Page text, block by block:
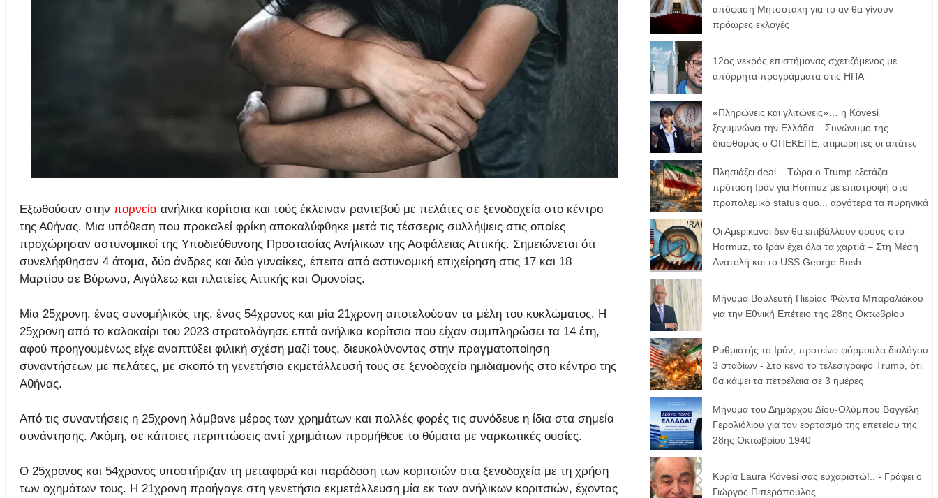
Εξωθούσαν στην πορνείαανήλικα κορίτσια και τούς έκλειναν ραντεβού με πελάτες σε ξενοδοχεία στο κέντρο
της Αθήνας. Μια υπόθεση που προκαλεί φρίκη αποκαλύφθηκε μετά τις τέσσερις συλλήψεις στις οποίες
προχώρησαν αστυνομικοί της Υποδιεύθυνσης Προστασίας Ανήλικων της Ασφάλειας Αττικής. Σημειώνεται ότι
συνελήφθησαν 4 άτομα, δύο άνδρες και δύο γυναίκες, έπειτα από αστυνομική επιχείρηση στις 17 και 18
Μαρτίου σε Βύρωνα, Αιγάλεω και πλατείες Αττικής και Ομονοίας.
Μία 25χρονη, ένας συνομήλικός της, ένας 54χρονος και μία 21χρονη αποτελούσαν τα μέλη του κυκλώματος. Η
25χρονη από το καλοκαίρι του 2023 στρατολόγησε επτά ανήλικα κορίτσια που είχαν συμπληρώσει τα 14 έτη,
αφού προηγουμένως είχε αναπτύξει φιλική σχέση μαζί τους, διευκολύνοντας στην πραγματοποίηση
συναντήσεων με πελάτες, με σκοπό τη γενετήσια εκμετάλλευσή τους σε ξενοδοχεία ημιδιαμονής στο κέντρο της
Αθήνας.
Από τις συναντήσεις η 25χρονη λάμβανε μέρος των χρημάτων και πολλές φορές τις συνόδευε η ίδια στα σημεία
συνάντησης. Ακόμη, σε κάποιες περιπτώσεις αντί χρημάτων προμήθευε το θύματα με ναρκωτικές ουσίες.
Ο 25χρονος και 54χρονος υποστήριζαν τη μεταφορά και παράδοση των κοριτσιών στα ξενοδοχεία με τη χρήση
των οχημάτων τους. Η 21χρονη προήγαγε στη γενετήσια εκμετάλλευση μία εκ των ανήλικων κοριτσιών, έχοντας
απόφαση Μητσοτάκη για το αν θα γίνουν
πρόωρες εκλογές
12ος νεκρός επιστήμονας σχετιζόμενος με
απόρρητα προγράμματα στις ΗΠΑ
«Πληρώνεις και γλιτώνεις»… η Kövesi
ξεγυμνώνει την Ελλάδα – Συνώνυμο της
διαφθοράς ο ΟΠΕΚΕΠΕ, ατιμώρητες οι απάτες
Πλησιάζει deal – Τώρα ο Trump εξετάζει
πρόταση Ιράν για Hormuz με επιστροφή στο
προπολεμικό status quo... αργότερα τα πυρηνικά
Οι Αμερικανοί δεν θα επιβάλλουν όρους στο
Hormuz, το Ιράν έχει όλα τα χαρτιά – Στη Μέση
Ανατολή και το USS George Bush
Μήνυμα Βουλευτή Πιερίας Φώντα Μπαραλιάκου
για την Εθνική Επέτειο της 28ης Οκτωβρίου
Ρυθμιστής το Ιράν, προτείνει φόρμουλα διαλόγου
3 σταδίων - Στο κενό το τελεσίγραφο Trump, ότι
θα κάψει τα πετρέλαια σε 3 ημέρες
Μήνυμα του Δημάρχου Δίου-Ολύμπου Βαγγέλη
Γερολιόλιου για τον εορτασμό της επετείου της
28ης Οκτωβρίου 1940
Κυρία Laura Kövesi σας ευχαριστώ!.. - Γράφει ο
Γιώργος Πιπερόπουλος